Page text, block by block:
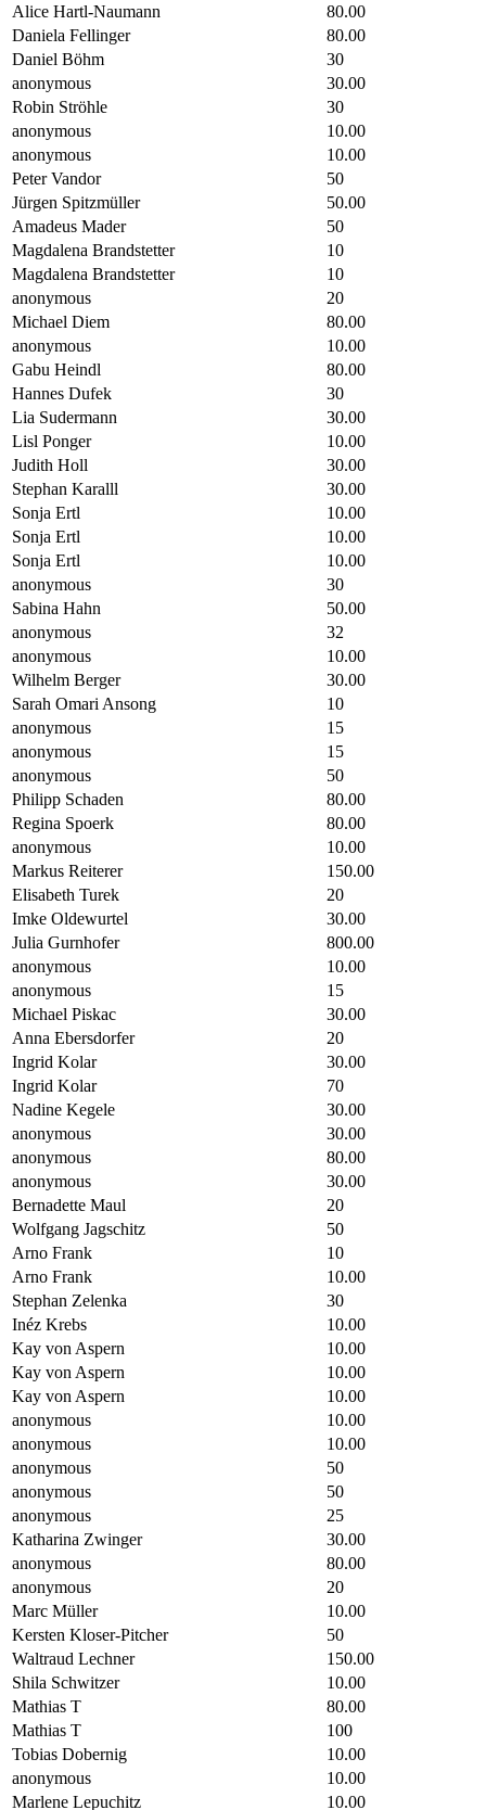
Alice Hartl-Naumann
80.00
Daniela Fellinger
80.00
Daniel Böhm
30
anonymous
30.00
Robin Ströhle
30
anonymous
10.00
anonymous
10.00
Peter Vandor
50
Jürgen Spitzmüller
50.00
Amadeus Mader
50
Magdalena Brandstetter
10
Magdalena Brandstetter
10
anonymous
20
Michael Diem
80.00
anonymous
10.00
Gabu Heindl
80.00
Hannes Dufek
30
Lia Sudermann
30.00
Lisl Ponger
10.00
Judith Holl
30.00
Stephan Karalll
30.00
Sonja Ertl
10.00
Sonja Ertl
10.00
Sonja Ertl
10.00
anonymous
30
Sabina Hahn
50.00
anonymous
32
anonymous
10.00
Wilhelm Berger
30.00
Sarah Omari Ansong
10
anonymous
15
anonymous
15
anonymous
50
Philipp Schaden
80.00
Regina Spoerk
80.00
anonymous
10.00
Markus Reiterer
150.00
Elisabeth Turek
20
Imke Oldewurtel
30.00
Julia Gurnhofer
800.00
anonymous
10.00
anonymous
15
Michael Piskac
30.00
Anna Ebersdorfer
20
Ingrid Kolar
30.00
Ingrid Kolar
70
Nadine Kegele
30.00
anonymous
30.00
anonymous
80.00
anonymous
30.00
Bernadette Maul
20
Wolfgang Jagschitz
50
Arno Frank
10
Arno Frank
10.00
Stephan Zelenka
30
Inéz Krebs
10.00
Kay von Aspern
10.00
Kay von Aspern
10.00
Kay von Aspern
10.00
anonymous
10.00
anonymous
10.00
anonymous
50
anonymous
50
anonymous
25
Katharina Zwinger
30.00
anonymous
80.00
anonymous
20
Marc Müller
10.00
Kersten Kloser-Pitcher
50
Waltraud Lechner
150.00
Shila Schwitzer
10.00
Mathias T
80.00
Mathias T
100
Tobias Dobernig
10.00
anonymous
10.00
Marlene Lepuchitz
10.00